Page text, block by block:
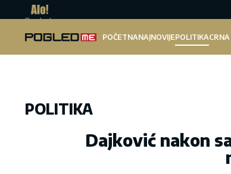
Pogled.me
POČETNANAJNOVIJEPOLITIKA
POLITIKA
Dajković nakon